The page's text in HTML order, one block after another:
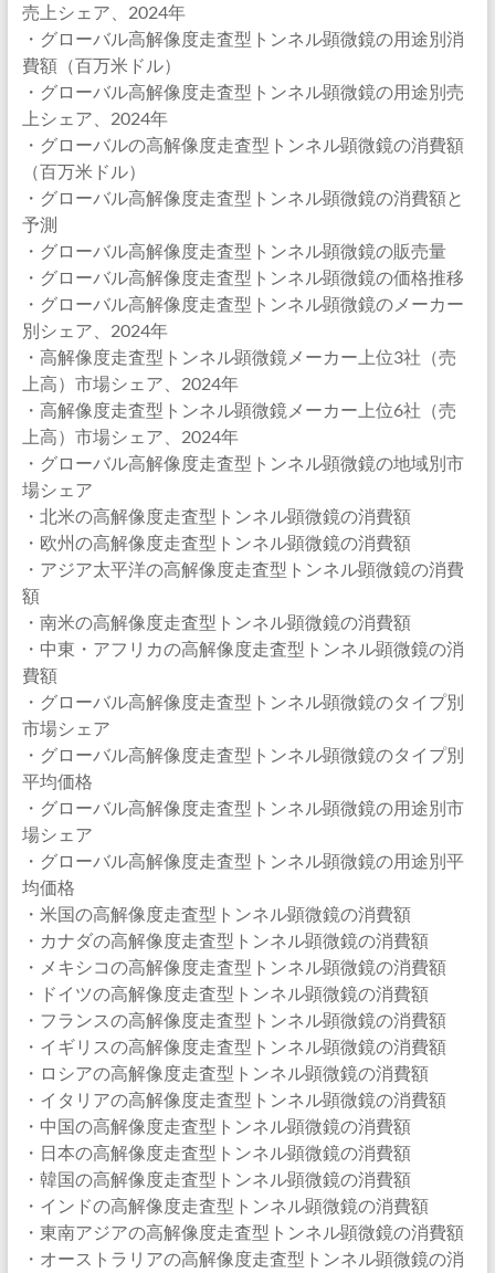
売上シェア、2024年
・グローバル高解像度走査型トンネル顕微鏡の用途別消
費額（百万米ドル）
・グローバル高解像度走査型トンネル顕微鏡の用途別売
上シェア、2024年
・グローバルの高解像度走査型トンネル顕微鏡の消費額
（百万米ドル）
・グローバル高解像度走査型トンネル顕微鏡の消費額と
予測
・グローバル高解像度走査型トンネル顕微鏡の販売量
・グローバル高解像度走査型トンネル顕微鏡の価格推移
・グローバル高解像度走査型トンネル顕微鏡のメーカー
別シェア、2024年
・高解像度走査型トンネル顕微鏡メーカー上位3社（売
上高）市場シェア、2024年
・高解像度走査型トンネル顕微鏡メーカー上位6社（売
上高）市場シェア、2024年
・グローバル高解像度走査型トンネル顕微鏡の地域別市
場シェア
・北米の高解像度走査型トンネル顕微鏡の消費額
・欧州の高解像度走査型トンネル顕微鏡の消費額
・アジア太平洋の高解像度走査型トンネル顕微鏡の消費
額
・南米の高解像度走査型トンネル顕微鏡の消費額
・中東・アフリカの高解像度走査型トンネル顕微鏡の消
費額
・グローバル高解像度走査型トンネル顕微鏡のタイプ別
市場シェア
・グローバル高解像度走査型トンネル顕微鏡のタイプ別
平均価格
・グローバル高解像度走査型トンネル顕微鏡の用途別市
場シェア
・グローバル高解像度走査型トンネル顕微鏡の用途別平
均価格
・米国の高解像度走査型トンネル顕微鏡の消費額
・カナダの高解像度走査型トンネル顕微鏡の消費額
・メキシコの高解像度走査型トンネル顕微鏡の消費額
・ドイツの高解像度走査型トンネル顕微鏡の消費額
・フランスの高解像度走査型トンネル顕微鏡の消費額
・イギリスの高解像度走査型トンネル顕微鏡の消費額
・ロシアの高解像度走査型トンネル顕微鏡の消費額
・イタリアの高解像度走査型トンネル顕微鏡の消費額
・中国の高解像度走査型トンネル顕微鏡の消費額
・日本の高解像度走査型トンネル顕微鏡の消費額
・韓国の高解像度走査型トンネル顕微鏡の消費額
・インドの高解像度走査型トンネル顕微鏡の消費額
・東南アジアの高解像度走査型トンネル顕微鏡の消費額
・オーストラリアの高解像度走査型トンネル顕微鏡の消